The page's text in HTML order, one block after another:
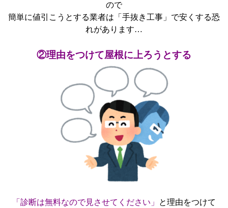
ので
簡単に値引こうとする業者は「手抜き工事」で安くする恐
れがあります…
②理由をつけて屋根に上ろうとする
「診断は無料なので見させてください」
と理由をつけて